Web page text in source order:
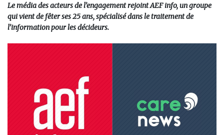
Le média des acteurs de l’engagement rejoint AEF info, un groupe
qui vient de fêter ses 25 ans, spécialisé dans le traitement de
l’information pour les décideurs.